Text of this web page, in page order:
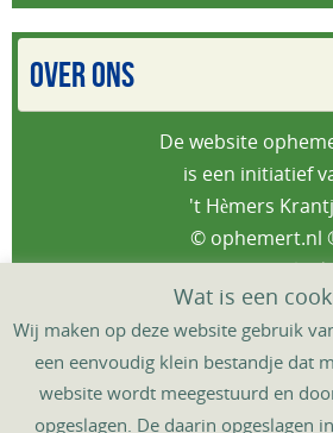
OVER ONS
De website
is een initiatief
't Hèmers
© ophemert.nl
Privacybeleid
HOME DORPSAGENDA
‘T
Wat is een
Wij maken op deze website gebruik
een eenvoudig klein bestandje dat
website wordt meegestuurd en
opgeslagen. De daarin opgeslagen